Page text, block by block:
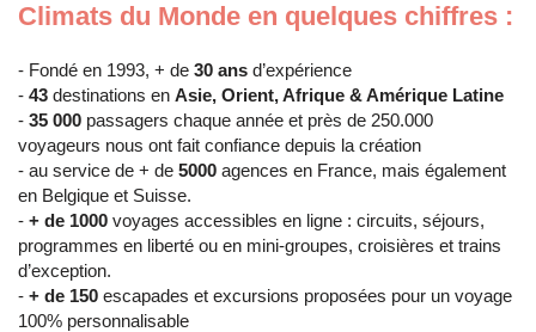
Climats du Monde en quelques chiffres :
- Fondé en 1993, + de 30 ans d’expérience
- 43 destinations en Asie, Orient, Afrique & Amérique Latine
- 35 000 passagers chaque année et près de 250.000
voyageurs nous ont fait confiance depuis la création
- au service de + de 5000 agences en France, mais également
en Belgique et Suisse.
- + de 1000 voyages accessibles en ligne : circuits, séjours,
programmes en liberté ou en mini-groupes, croisières et trains
d’exception.
- + de 150 escapades et excursions proposées pour un voyage
100% personnalisable